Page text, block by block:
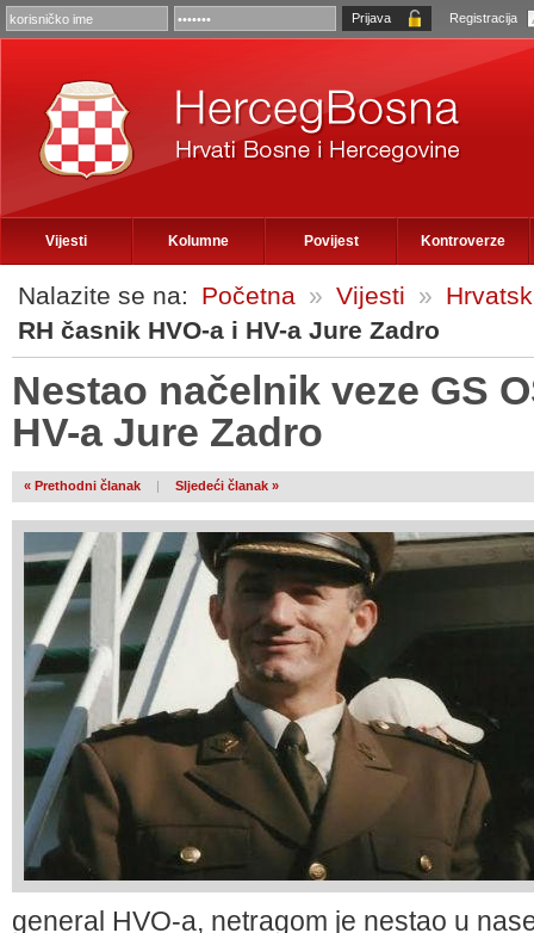
Registracija
Vijesti Kolumne Povijest Kontroverze
Nalazite se na: Početna » Vijesti »
RH časnik HVO-a i HV-a Jure Zadro
Nestao načelnik veze GS
HV-a Jure Zadro
« Prethodni članak | Sljedeći članak »
general HVO-a, netragom je nestao u